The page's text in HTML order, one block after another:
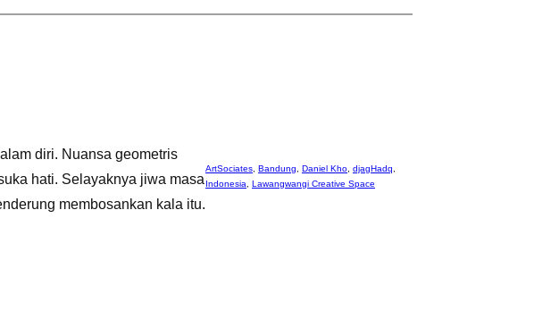
diri. Nuansa geometris
hati. Selayaknya jiwa masa
membosankan kala itu.
ArtSociates, Bandung, Daniel Kho, djagHadq,
Indonesia, Lawangwangi Creative Space